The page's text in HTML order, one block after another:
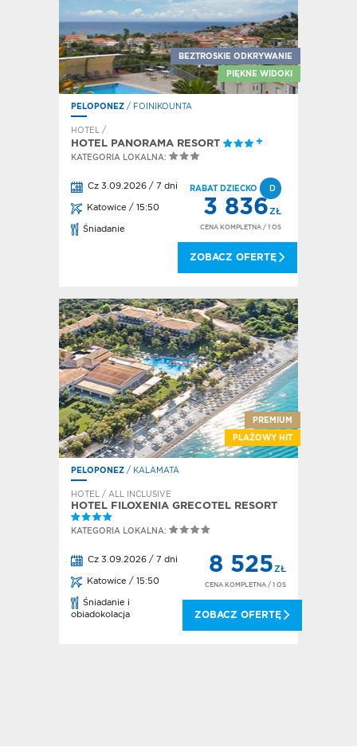
BEZTROSKIE ODKRYWANIE
PIĘKNE WIDOKI
PELOPONEZ / FOINIKOUNTA
HOTEL /
HOTEL PANORAMA RESORT
KATEGORIA LOKALNA:
Cz 3.09.2026 / 7 dni
Katowice / 15:50
Śniadanie
RABAT DZIECKO D
3 836ZŁ
CENA KOMPLETNA / 1 OS
ZOBACZ OFERTĘ
PREMIUM
PLAŻOWY HIT
PELOPONEZ / KALAMATA
HOTEL / ALL INCLUSIVE
HOTEL FILOXENIA GRECOTEL RESORT
KATEGORIA LOKALNA:
Cz 3.09.2026 / 7 dni
Katowice / 15:50
Śniadanie i
obiadokolacja
8 525ZŁ
CENA KOMPLETNA / 1 OS
ZOBACZ OFERTĘ